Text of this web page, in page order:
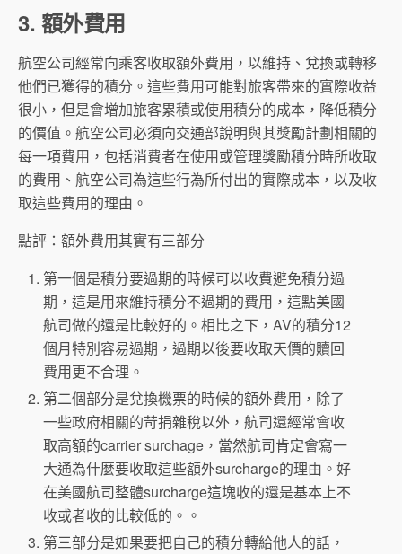
3. 額外費用
航空公司經常向乘客收取額外費用，以維持、兌換或轉移
他們已獲得的積分。這些費用可能對旅客帶來的實際收益
很小，但是會增加旅客累積或使用積分的成本，降低積分
的價值。航空公司必須向交通部說明與其獎勵計劃相關的
每一項費用，包括消費者在使用或管理獎勵積分時所收取
的費用、航空公司為這些行為所付出的實際成本，以及收
取這些費用的理由。
點評：額外費用其實有三部分
第一個是積分要過期的時候可以收費避免積分過
期，這是用來維持積分不過期的費用，這點美國
航司做的還是比較好的。相比之下，AV的積分12
個月特別容易過期，過期以後要收取天價的贖回
費用更不合理。
第二個部分是兌換機票的時候的額外費用，除了
一些政府相關的苛捐雜稅以外，航司還經常會收
取高額的carrier surchage，當然航司肯定會寫一
大通為什麼要收取這些額外surcharge的理由。好
在美國航司整體surcharge這塊收的還是基本上不
收或者收的比較低的。。
第三部分是如果要把自己的積分轉給他人的話，